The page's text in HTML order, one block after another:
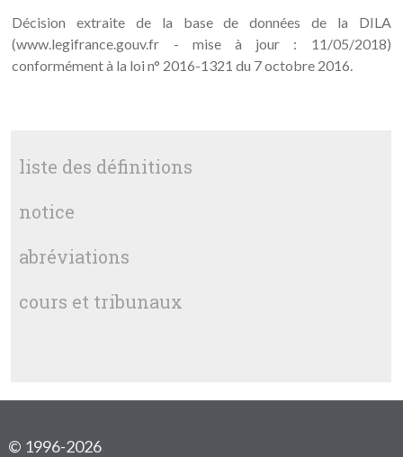
Décision extraite de la base de données de la DILA
(www.legifrance.gouv.fr - mise à jour : 11/05/2018)
conformément à la loi n° 2016-1321 du 7 octobre 2016.
liste des définitions
notice
abréviations
cours et tribunaux
© 1996-2026